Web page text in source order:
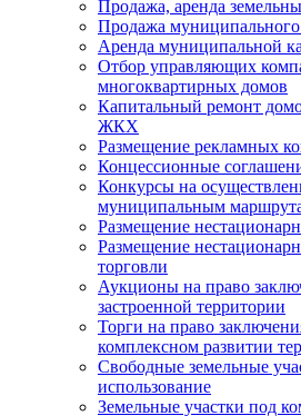
Продажа, аренда
Продажа
Аренда муниципальной
Отбор управляющих
многоквартирных домов
Капитальный ремонт
ЖКХ
Размещение рекламных
Концессионные
Конкурсы на
муниципальным
Размещение
Размещение
торговли
Аукционы на право
застроенной территории
Торги на право
комплексном развитии
Свободные земельные
использование
Земельные участки под